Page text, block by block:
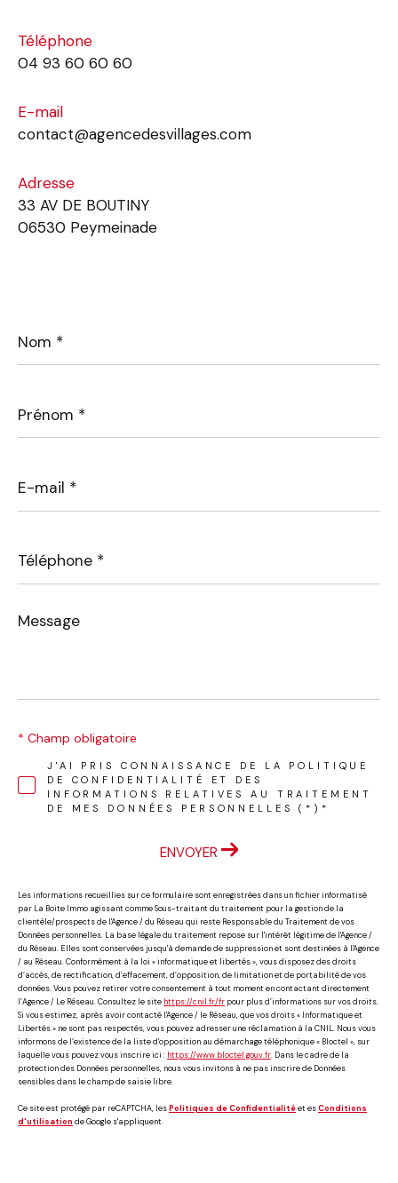
Téléphone
04 93 60 60 60
E-mail
contact@agencedesvillages.com
Adresse
33 AV DE BOUTINY
06530 Peymeinade
*
*
mail
*
*
Message
*
J'AI PRIS CONNAISSANCE DE LA POLITIQUE
DE CONFIDENTIALITÉ ET DES
INFORMATIONS RELATIVES AU TRAITEMENT
DE MES DONNÉES PERSONNELLES (*)*
* Champ obligatoire
ENVOYER
Les informations recueillies sur ce formulaire sont enregistrées dans un fichier informatisé
par La Boite Immo agissant comme Sous-traitant du traitement pour la gestion de la
clientèle/prospects de l'Agence / du Réseau qui reste Responsable du Traitement de vos
Données personnelles. La base légale du traitement repose sur l'intérêt légitime de l'Agence /
du Réseau. Elles sont conservées jusqu'à demande de suppression et sont destinées à l'Agence
/ au Réseau. Conformément à la loi « informatique et libertés », vous disposez des droits
d’accès, de rectification, d’effacement, d’opposition, de limitation et de portabilité de vos
données. Vous pouvez retirer votre consentement à tout moment en contactant directement
l’Agence / Le Réseau. Consultez le site https://cnil.fr/fr pour plus d’informations sur vos droits.
Si vous estimez, après avoir contacté l'Agence / le Réseau, que vos droits « Informatique et
Libertés » ne sont pas respectés, vous pouvez adresser une réclamation à la CNIL. Nous vous
informons de l’existence de la liste d'opposition au démarchage téléphonique « Bloctel », sur
laquelle vous pouvez vous inscrire ici : https://www.bloctel.gouv.fr. Dans le cadre de la
protection des Données personnelles, nous vous invitons à ne pas inscrire de Données
sensibles dans le champ de saisie libre.
Ce site est protégé par reCAPTCHA, lesPolitiques de Confidentialitéet esConditions
d'utilisation de Google s'appliquent.